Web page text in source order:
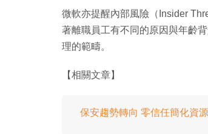
微軟亦提醒內部風險（Insider
著離職員工有不同的原因與年齡
理的範疇。
【相關文章】
保安趨勢轉向 零信任簡化資源